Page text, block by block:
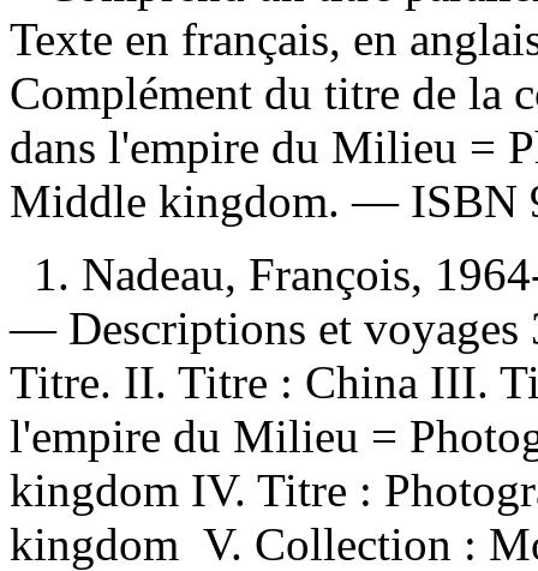
Texte en français, en
Complément du titre de la
dans l'empire du Milieu =
Middle kingdom. — ISBN
1. Nadeau, François,
— Descriptions et
Titre. II. Titre : China III.
l'empire du Milieu =
kingdom IV. Titre :
kingdom V. Collection :